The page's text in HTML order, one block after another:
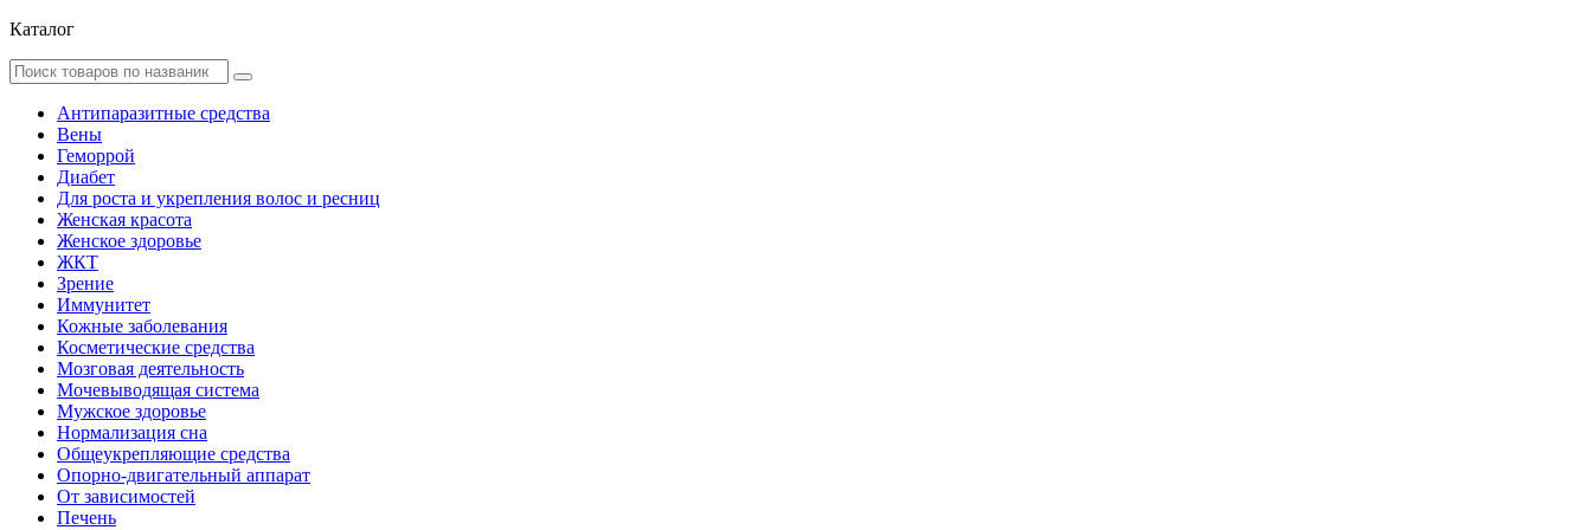
Каталог
Антипаразитные средства
Вены
Геморрой
Диабет
Для роста и укрепления волос и ресниц
Женская красота
Женское здоровье
ЖКТ
Зрение
Иммунитет
Кожные заболевания
Косметические средства
Мозговая деятельность
Мочевыводящая система
Мужское здоровье
Нормализация сна
Общеукрепляющие средства
Опорно-двигательный аппарат
От зависимостей
Печень